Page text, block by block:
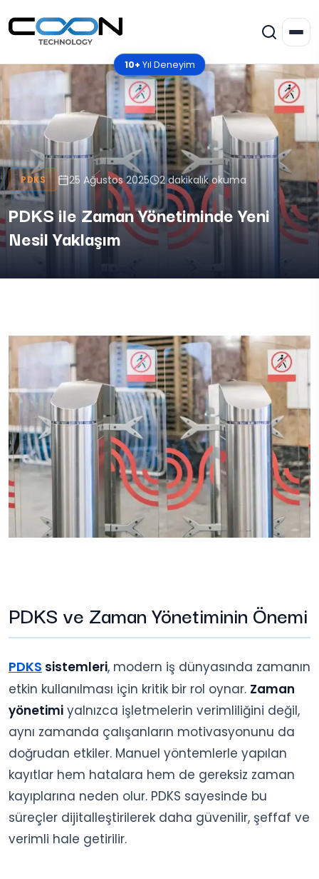
10+ Yıl Deneyim
PDKS 25 Ağustos 2025 2 dakikalık okuma
PDKS ile Zaman Yönetiminde Yeni
Nesil Yaklaşım
PDKS ve Zaman Yönetiminin Önemi
PDKS sistemleri, modern iş dünyasında zamanın
etkin kullanılması için kritik bir rol oynar. Zaman
yönetimi yalnızca işletmelerin verimliliğini değil,
aynı zamanda çalışanların motivasyonunu da
doğrudan etkiler. Manuel yöntemlerle yapılan
kayıtlar hem hatalara hem de gereksiz zaman
kayıplarına neden olur. PDKS sayesinde bu
süreçler dijitalleştirilerek daha güvenilir, şeffaf ve
verimli hale getirilir.